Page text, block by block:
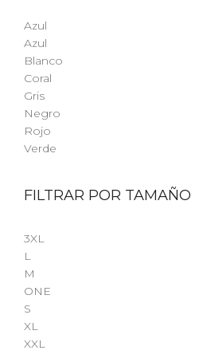
Azul
Azul
Blanco
Coral
Gris
Negro
Rojo
Verde
FILTRAR POR TAMAÑO
3XL
L
M
ONE
S
XL
XXL